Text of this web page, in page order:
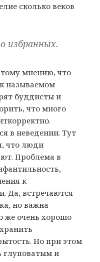
сколько веков
избранных.
мнению, что
называемом
буддисты и
что много
в неведении. Тут
что люди
Проблема в
к
Да, встречаются
но важна
же очень хорошо
Но при этом
глуповатым и